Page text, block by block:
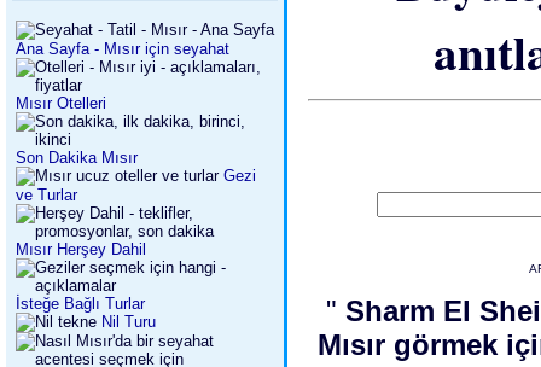
Ana Sayfa - Mısır için seyahat
Mısır Otelleri
Son Dakika Mısır
Gezi
ve Turlar
Mısır Herşey Dahil
İsteğe Bağlı Turlar
Nil Turu
" Sharm El
Mısır görmek